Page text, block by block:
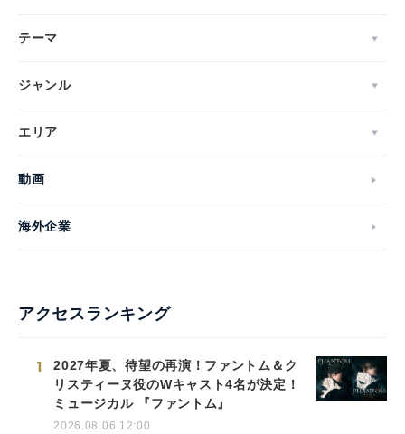
テーマ
ジャンル
エリア
動画
海外企業
アクセスランキング
1
2027年夏、待望の再演！ファントム＆ク
リスティーヌ役のWキャスト4名が決定！
ミュージカル 『ファントム』
2026.08.06 12:00